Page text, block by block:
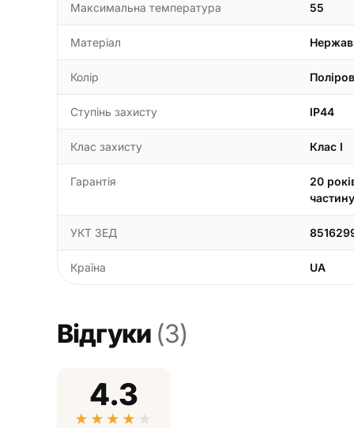
Максимальна температура 55
Матеріал
Колір
Ступінь захисту IP44
Клас захисту Клас I
Гарантія
20
частину
УКТ ЗЕД
Країна UA
Відгуки (3)
4.3
★ ★ ★ ★ ★